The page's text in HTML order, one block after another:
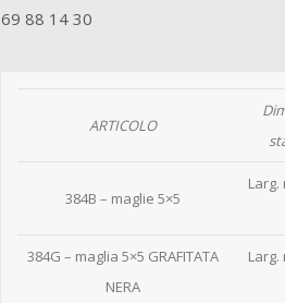
69 88 14 30
ARTICOLO
384B – maglie 5×5
Larg.
384G – maglia 5×5 GRAFITATA
NERA
Larg.